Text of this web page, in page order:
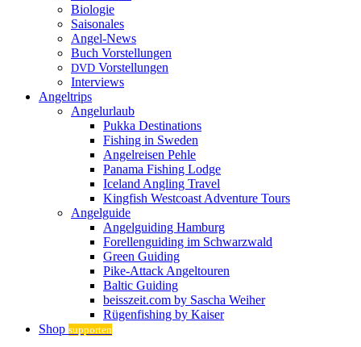
Biologie
Saisonales
Angel-News
Buch Vorstellungen
DVD Vorstellungen
Interviews
Angeltrips
Angelurlaub
Pukka Destinations
Fishing in Sweden
Angelreisen Pehle
Panama Fishing Lodge
Iceland Angling Travel
Kingfish Westcoast Adventure Tours
Angelguide
Angelguiding Hamburg
Forellenguiding im Schwarzwald
Green Guiding
Pike-Attack Angeltouren
Baltic Guiding
beisszeit.com by Sascha Weiher
Rügenfishing by Kaiser
Shop supporten